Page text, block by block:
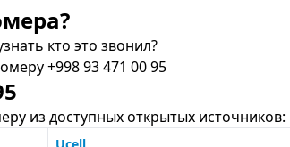
кто это звонил?
+998 93 471 00 95
из доступных открытых источников: